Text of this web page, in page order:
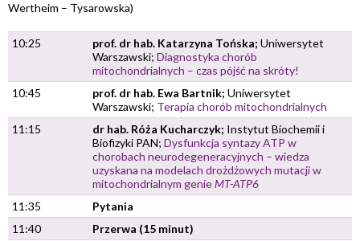
Wertheim – Tysarowska)
10:25 prof. dr hab. Katarzyna Tońska; Uniwersytet
Warszawski; Diagnostyka chorób
mitochondrialnych – czas pójść na skróty!
10:45
prof. dr hab. Ewa Bartnik; Uniwersytet
Warszawski; Terapia chorób mitochondrialnych
11:15
dr hab. Róża Kucharczyk; Instytut Biochemii i
Biofizyki PAN; Dysfunkcja syntazy ATP w
chorobach neurodegeneracyjnych – wiedza
uzyskana na modelach drożdżowych mutacji w
mitochondrialnym genieMT-ATP6
11:35
Pytania
11:40
Przerwa (15 minut)